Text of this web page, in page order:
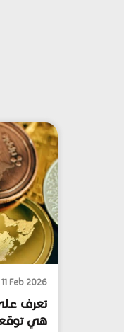
Feb 2026
تعرف
هي